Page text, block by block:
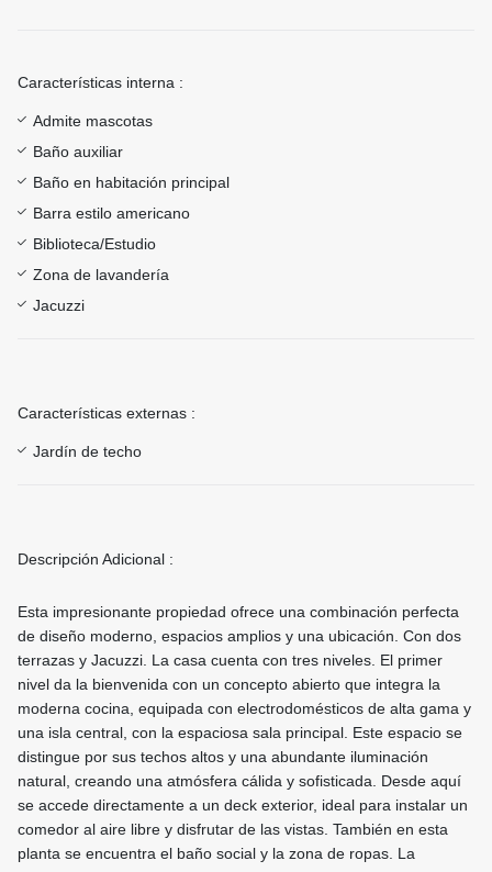
Características interna :
Admite mascotas
Baño auxiliar
Baño en habitación principal
Barra estilo americano
Biblioteca/Estudio
Zona de lavandería
Jacuzzi
Características externas :
Jardín de techo
Descripción Adicional :
Esta impresionante propiedad ofrece una combinación perfecta
de diseño moderno, espacios amplios y una ubicación. Con dos
terrazas y Jacuzzi. La casa cuenta con tres niveles. El primer
nivel da la bienvenida con un concepto abierto que integra la
moderna cocina, equipada con electrodomésticos de alta gama y
una isla central, con la espaciosa sala principal. Este espacio se
distingue por sus techos altos y una abundante iluminación
natural, creando una atmósfera cálida y sofisticada. Desde aquí
se accede directamente a un deck exterior, ideal para instalar un
comedor al aire libre y disfrutar de las vistas. También en esta
planta se encuentra el baño social y la zona de ropas. La